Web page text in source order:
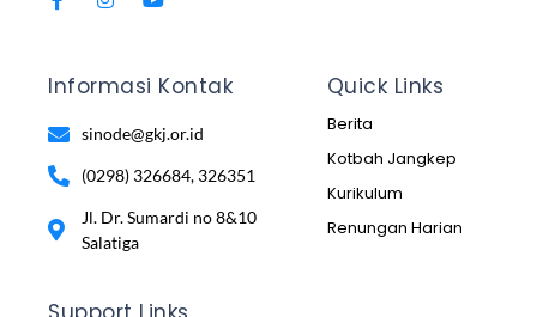
Informasi Kontak
sinode@gkj.or.id
(0298) 326684, 326351
Jl. Dr. Sumardi no 8&10
Salatiga
Quick Links
Berita
Kotbah Jangkep
Kurikulum
Renungan Harian